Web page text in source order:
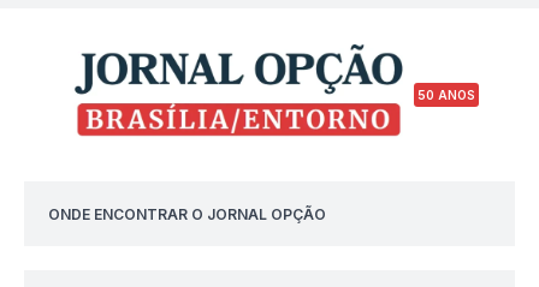
50 ANOS
ONDE ENCONTRAR O JORNAL OPÇÃO